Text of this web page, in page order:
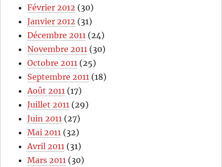
Février 2012 (30)
Janvier 2012 (31)
Décembre 2011 (24)
Novembre 2011 (30)
Octobre 2011 (25)
Septembre 2011 (18)
Août 2011 (17)
Juillet 2011 (29)
Juin 2011 (27)
Mai 2011 (32)
Avril 2011 (31)
Mars 2011 (30)